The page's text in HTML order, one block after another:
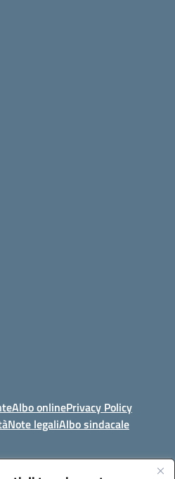
Albo onlinePrivacy Policy
Note legaliAlbo sindacale